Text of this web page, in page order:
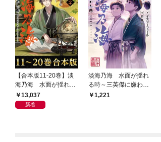
【合本版11-20巻】淡
海乃海 水面が揺れる
時～三英傑に嫌われた
不運な男、朽木基綱の
13,037
新着
淡海乃海 水面が揺れ
る時～三英傑に嫌われ
た不運な男、朽木基綱
1,221